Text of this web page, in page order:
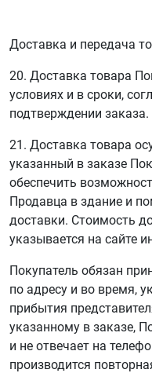
Доставка и передача
20. Доставка товара
условиях и в сроки,
подтверждении заказа.
21. Доставка товара
указанный в заказе
обеспечить
Продавца в здание и
доставки. Стоимость
указывается на сайте
Покупатель обязан
по адресу и во время,
прибытия
указанному в заказе,
и не отвечает на
производится